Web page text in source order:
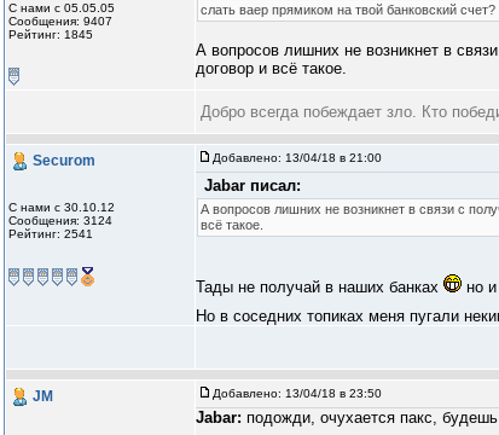
С нами с 05.05.05
Сообщения: 9407
Рейтинг: 1845
слать ваер прямиком на твой банковский счет?
А вопросов лишних не возникнет в
договор и всё такое.
Добро всегда побеждает зло. Кто
Securom
С нами с 30.10.12
Сообщения: 3124
Рейтинг: 2541
Добавлено: 13/04/18 в 21:00
Jabar писал:
А вопросов лишних не возникнет в связи с
всё такое.
Тады не получай в наших банках
но
Но в соседних топиках меня пугали
JM Добавлено: 13/04/18 в 23:50
Jabar: подожди, очухается пакс,